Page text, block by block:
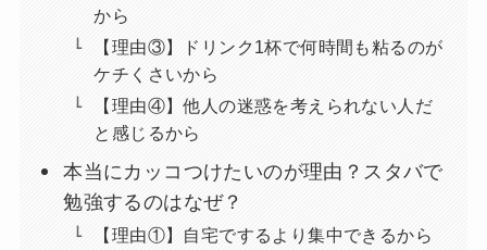
から
【理由③】ドリンク1杯で何時間も粘るのが
ケチくさいから
【理由④】他人の迷惑を考えられない人だ
と感じるから
本当にカッコつけたいのが理由？スタバで
勉強するのはなぜ？
【理由①】自宅でするより集中できるから